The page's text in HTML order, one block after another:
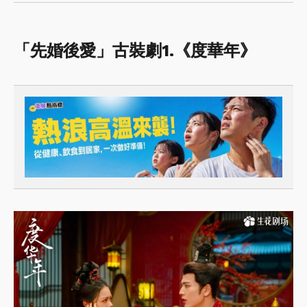
「先婚後愛」古裝劇1.《度華年》